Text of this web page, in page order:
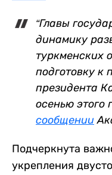
“Главы
динамику
туркменских
подготовку к
президента
осенью этого
сообщении
Подчеркнута
укрепления